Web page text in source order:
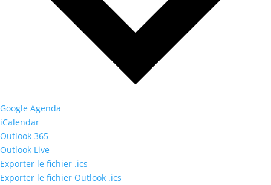
Google Agenda
iCalendar
Outlook 365
Outlook Live
Exporter le fichier .ics
Exporter le fichier Outlook .ics